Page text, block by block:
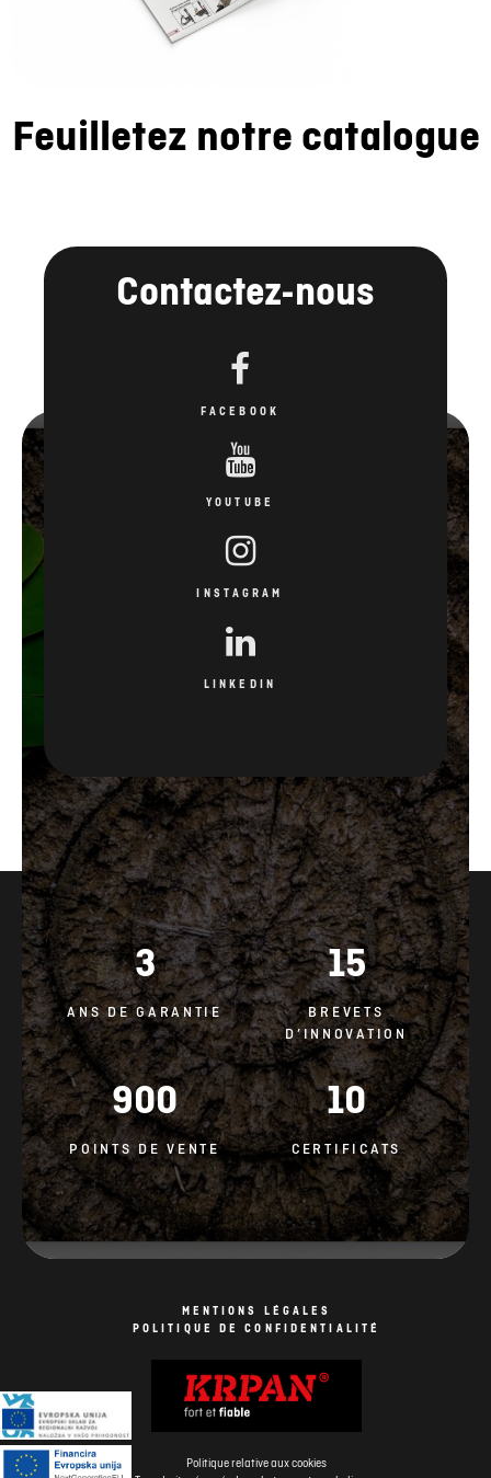
Feuilletez notre catalogue
Contactez-nous
FACEBOOK
YOUTUBE
INSTAGRAM
LINKEDIN
3
ANS DE GARANTIE
15
BREVETS
D’INNOVATION
900
POINTS DE VENTE
10
CERTIFICATS
MENTIONS LÉGALES
POLITIQUE DE CONFIDENTIALITÉ
Politique relative aux cookies